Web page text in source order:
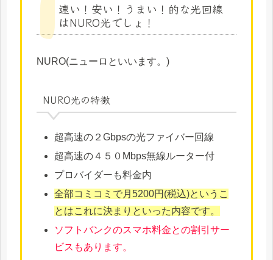
速い！安い！うまい！的な光回線
はNURO光でしょ！
NURO(ニューロといいます。)
NURO光の特徴
超高速の２Gbpsの光ファイバー回線
超高速の４５０Mbps無線ルーター付
プロバイダーも料金内
全部コミコミで月5200円(税込)というこ
とはこれに決まりといった内容です。
ソフトバンクのスマホ料金との割引サー
ビスもあります。